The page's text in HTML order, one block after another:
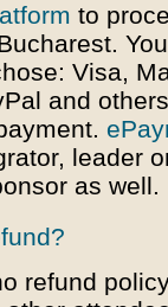
to
Visa,
and
leader
as well.
refund